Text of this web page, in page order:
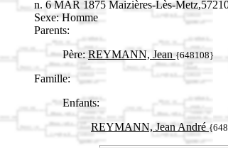
n. 6 MAR 1875 Maizières-Lès-
Sexe: Homme
Parents:
Père: REYMANN, Jean{648108}
Famille:
Enfants:
REYMANN, Jean André